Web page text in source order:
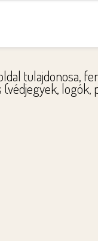
tulajdonosa,